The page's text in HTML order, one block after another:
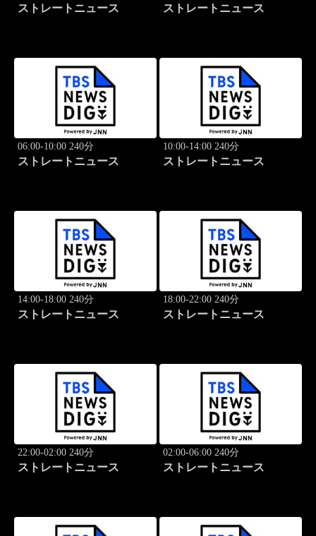
ストレートニュース ストレートニュース
06:00-10:00 240分
ストレートニュース
10:00-14:00 240分
ストレートニュース
14:00-18:00 240分
ストレートニュース
18:00-22:00 240分
ストレートニュース
22:00-02:00 240分
ストレートニュース
02:00-06:00 240分
ストレートニュース